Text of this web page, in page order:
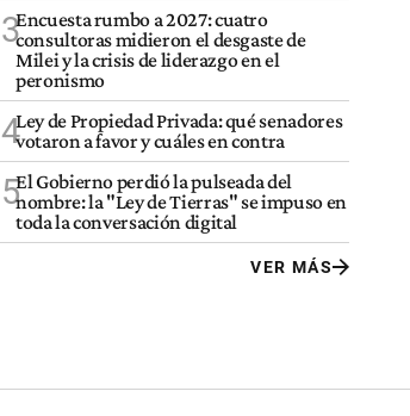
3Encuesta rumbo a 2027: cuatro
consultoras midieron el desgaste de
Milei y la crisis de liderazgo en el
peronismo
4Ley de Propiedad Privada: qué senadores
votaron a favor y cuáles en contra
5El Gobierno perdió la pulseada del
nombre: la "Ley de Tierras" se impuso en
toda la conversación digital
VER MÁS